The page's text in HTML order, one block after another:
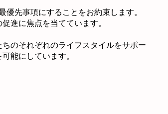
先事項にすることをお約束します。
進に焦点を当てています。
のそれぞれのライフスタイルをサポー
能にしています。